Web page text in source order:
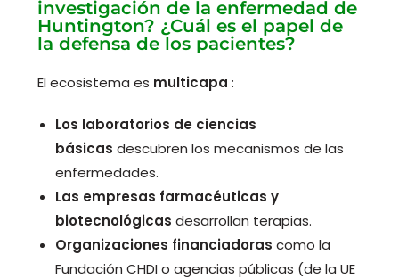
investigación de la enfermedad de
Huntington? ¿Cuál es el papel de
la defensa de los pacientes?
El ecosistema es multicapa :
Los laboratorios de ciencias
básicas descubren los mecanismos de las
enfermedades.
Las empresas farmacéuticas y
biotecnológicas desarrollan terapias.
Organizaciones financiadoras como la
Fundación CHDI o agencias públicas (de la UE